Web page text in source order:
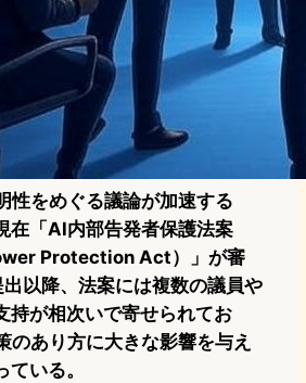
性をめぐる議論が加速する
在「AI内部告発者保護法案
Protection Act）」が審
以降、法案には複数の議員や
持が相次いで寄せられてお
のあり方に大きな影響を与え
いる。